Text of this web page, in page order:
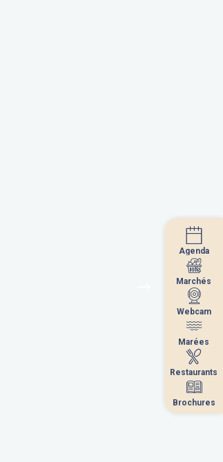
Agenda
Marchés
Webcam
Marées
Restaurants
Brochures